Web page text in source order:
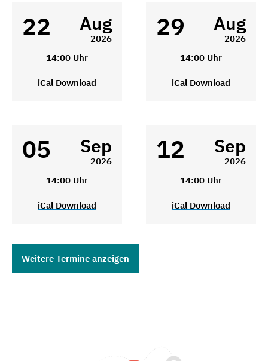
22 Aug
2026
14:00 Uhr
iCal Download
29 Aug
2026
14:00 Uhr
iCal Download
05 Sep
2026
14:00 Uhr
iCal Download
12 Sep
2026
14:00 Uhr
iCal Download
Weitere Termine anzeigen